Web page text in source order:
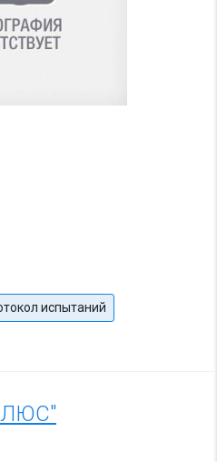
испытаний